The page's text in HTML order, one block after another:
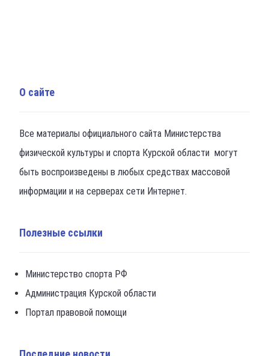
О сайте
Все материалы официального сайта Министерства
физической культуры и спорта Курской области могут
быть воспроизведены в любых средствах массовой
информации и на серверах сети Интернет.
Полезные ссылки
Министерство спорта РФ
Администрация Курской области
Портал правовой помощи